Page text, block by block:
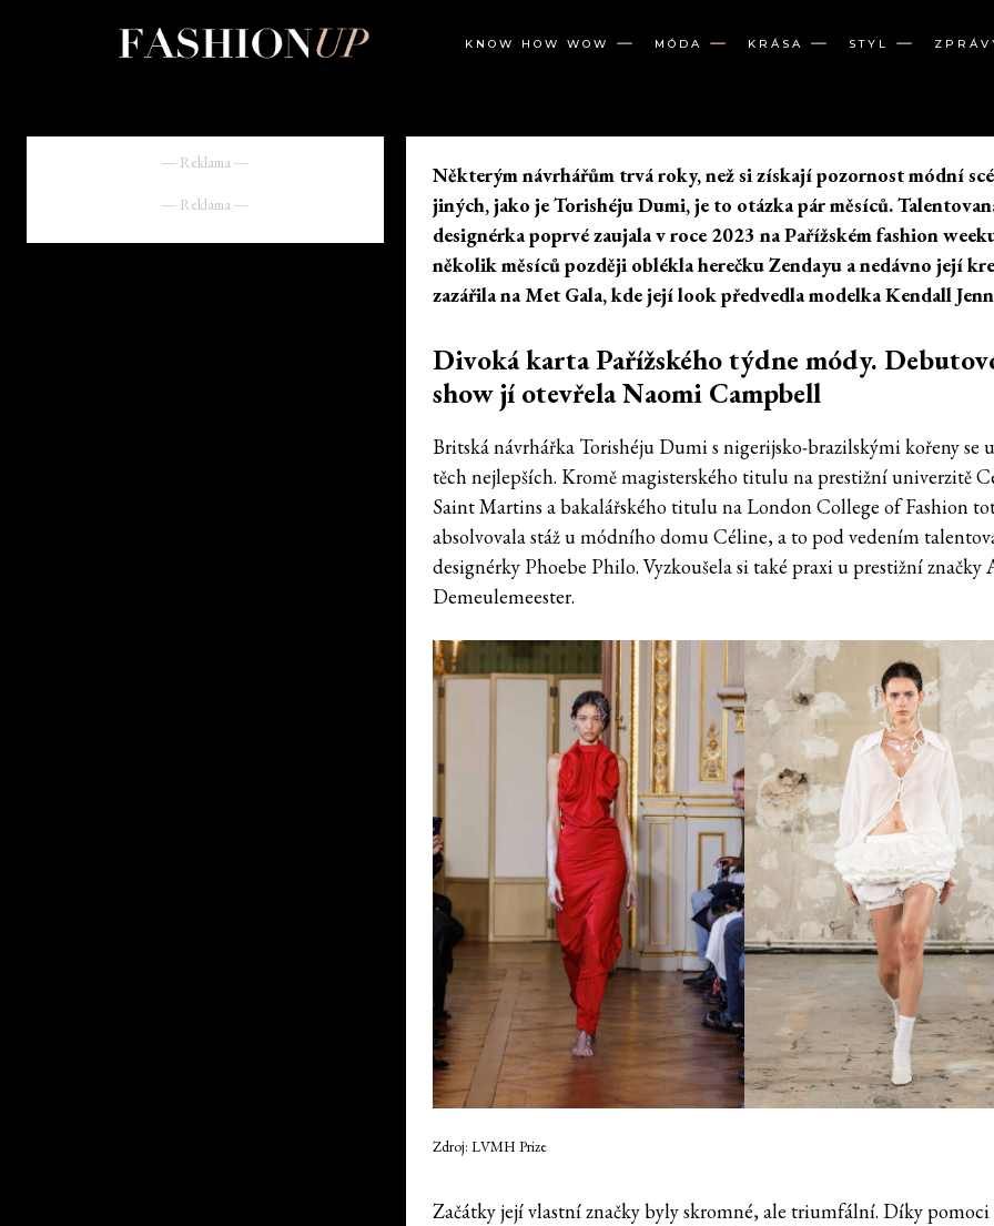
KNOW HOW WOW MÓDA KRÁSA STYL
― Reklama ―
― Reklama ―
Některým návrhářům trvá roky, než si získají pozornost módní
jiných, jako je Torishéju Dumi, je to otázka pár měsíců.
designérka poprvé zaujala v roce 2023 na Pařížském fashion
několik měsíců později oblékla herečku Zendayu a nedávno její
zazářila na Met Gala, kde její look předvedla modelka Kendall
Divoká karta Pařížského týdne módy.
show jí otevřela Naomi Campbell
Britská návrhářka Torishéju Dumi s nigerijsko-brazilskými kořeny se
těch nejlepších. Kromě magisterského titulu na prestižní univerzitě
Saint Martins a bakalářského titulu na London College of Fashion
absolvovala stáž u módního domu Céline, a to pod vedením
designérky Phoebe Philo. Vyzkoušela si také praxi u prestižní značky
Demeulemeester.
Zdroj: LVMH Prize
Začátky její vlastní značky byly skromné, ale triumfální. Díky pomoci